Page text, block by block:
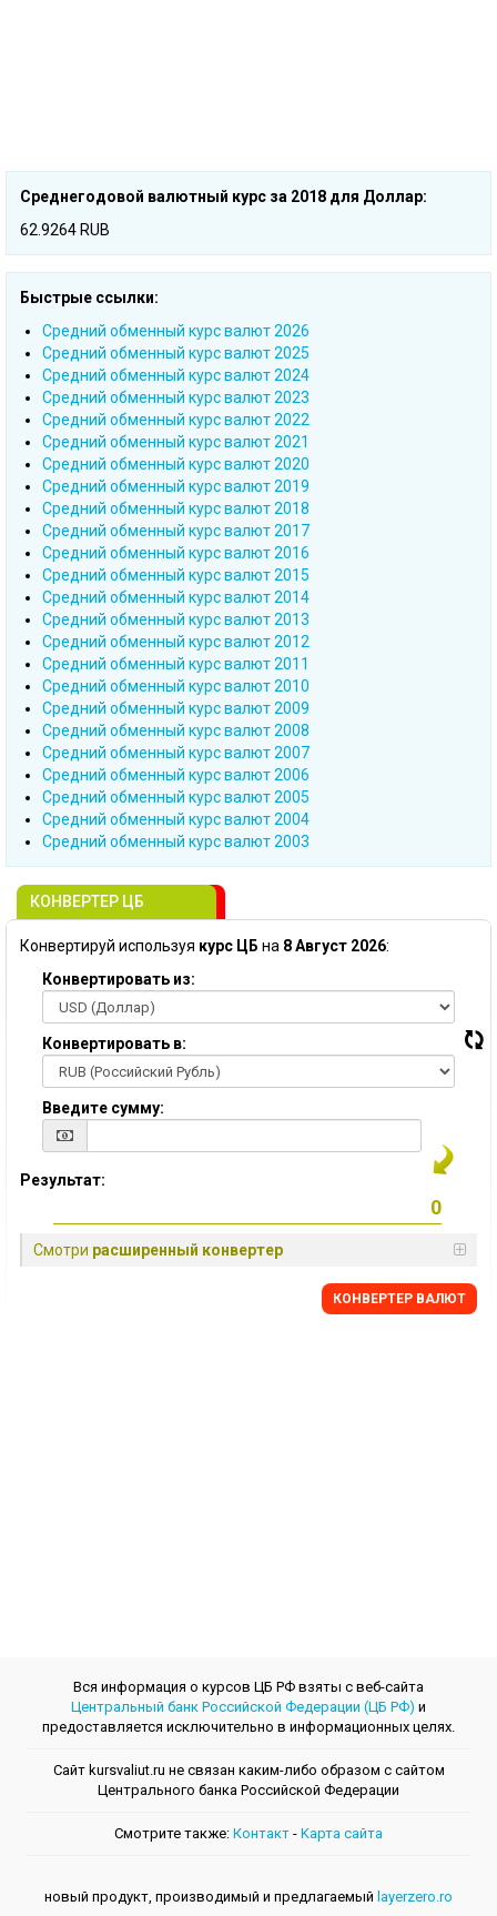
Среднегодовой валютный курс за 2018 для Доллар:
62.9264 RUB
Быстрые ссылки:
Cредний обменный курс валют 2026
Cредний обменный курс валют 2025
Cредний обменный курс валют 2024
Cредний обменный курс валют 2023
Cредний обменный курс валют 2022
Cредний обменный курс валют 2021
Cредний обменный курс валют 2020
Cредний обменный курс валют 2019
Cредний обменный курс валют 2018
Cредний обменный курс валют 2017
Cредний обменный курс валют 2016
Cредний обменный курс валют 2015
Cредний обменный курс валют 2014
Cредний обменный курс валют 2013
Cредний обменный курс валют 2012
Cредний обменный курс валют 2011
Cредний обменный курс валют 2010
Cредний обменный курс валют 2009
Cредний обменный курс валют 2008
Cредний обменный курс валют 2007
Cредний обменный курс валют 2006
Cредний обменный курс валют 2005
Cредний обменный курс валют 2004
Cредний обменный курс валют 2003
КОНВЕРТЕР ЦБ
Конвертируй используя курс ЦБ на 8 Август 2026:
Конвертировать из:
Конвертировать в:
Введите сумму:
Результат:
Смотри расширенный конвертер
КОНВЕРТЕР ВАЛЮТ
Вся информация о курсов ЦБ РФ взяты с веб-сайта
Центральный банк Российской Федерации (ЦБ РФ) и
предоставляется исключительно в информационных целях.
Сайт kursvaliut.ru не связан каким-либо образом с сайтом
Центрального банкa Российской Федерации
Смотрите также: Контакт - Kарта сайта
новый продукт, производимый и предлагаемый layerzero.ro